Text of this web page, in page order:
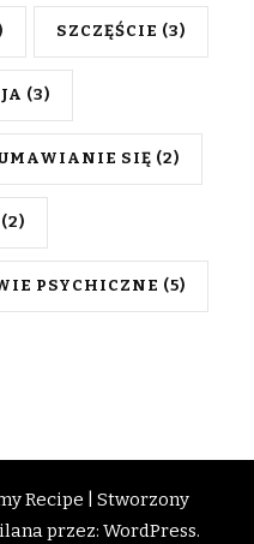
SZCZĘŚCIE (3)
(3)
SIĘ (2)
(2)
PSYCHICZNE (5)
Recipe | Stworzony
przez: WordPress.